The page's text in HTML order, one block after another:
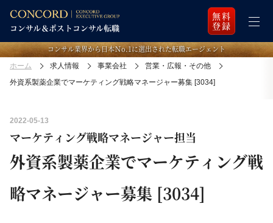
無料
登録
コンサル業界から日本Ｎo.1に選出された転職エージェント
ホーム 求人情報 事業会社
営業・広報・その他
外資系製薬企業でマーケティング戦略マネージャー募集 [3034]
2022-05-13
マーケティング戦略マネージャー担当
外資系製薬企業でマーケティング戦
略マネージャー募集 [3034]